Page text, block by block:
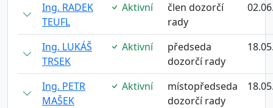
Ing. RADEK
TEUFL
Aktivní
člen dozorčí
rady
Ing. LUKÁŠ
TRSEK
Aktivní
předseda
dozorčí rady
Ing. PETR
MAŠEK
Aktivní
místopředseda
dozorčí rady